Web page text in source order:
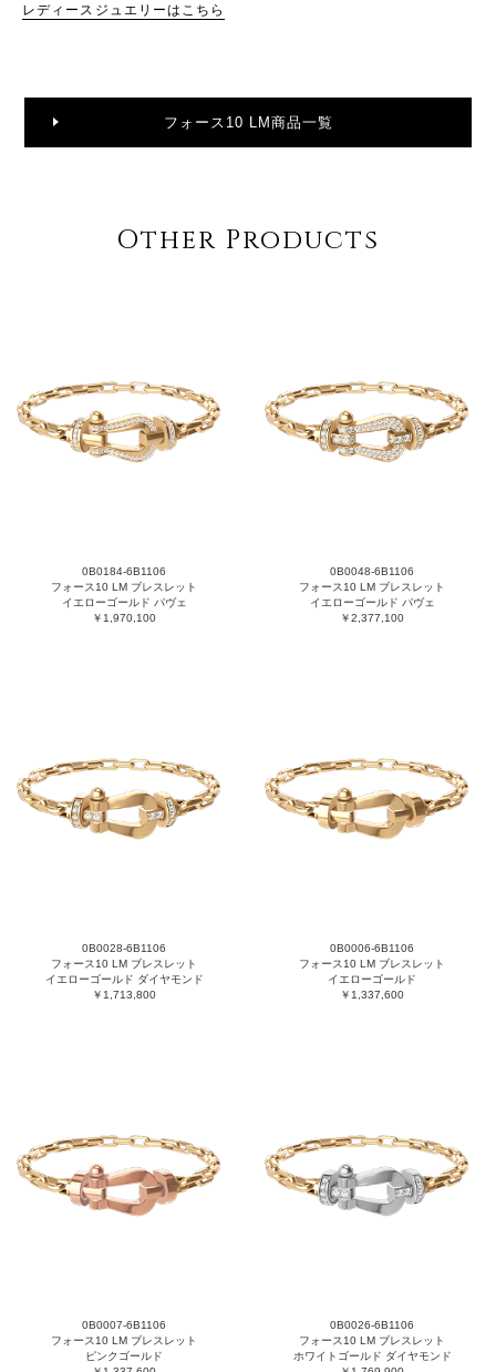
レディースジュエリーはこちら
フォース10 LM商品一覧
Other Products
0B0184-6B1106
フォース10 LM ブレスレット
イエローゴールド パヴェ
￥1,970,100
0B0048-6B1106
フォース10 LM ブレスレット
イエローゴールド パヴェ
￥2,377,100
0B0028-6B1106
フォース10 LM ブレスレット
イエローゴールド ダイヤモンド
￥1,713,800
0B0006-6B1106
フォース10 LM ブレスレット
イエローゴールド
￥1,337,600
0B0007-6B1106
フォース10 LM ブレスレット
ピンクゴールド
0B0026-6B1106
フォース10 LM ブレスレット
ホワイトゴールド ダイヤモンド